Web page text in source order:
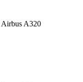
Airbus A320